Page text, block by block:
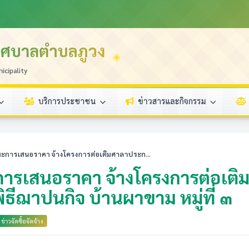
บาลตำบลภูวง
บริการประชาชน ข่าวสารและกิจกรรม
การเสนอราคา จ้างโครงการต่อเติมศาลาประก...
เสนอราคา จ้างโครงการต่อเติม
ธีฌาปนกิจ บ้านผาขาม หมู่ที่ ๓
ข่าวจัดซื้อจัดจ้าง